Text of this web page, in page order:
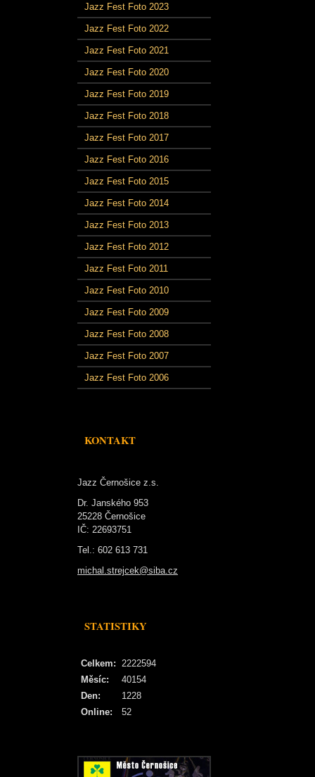
Jazz Fest Foto 2023
Jazz Fest Foto 2022
Jazz Fest Foto 2021
Jazz Fest Foto 2020
Jazz Fest Foto 2019
Jazz Fest Foto 2018
Jazz Fest Foto 2017
Jazz Fest Foto 2016
Jazz Fest Foto 2015
Jazz Fest Foto 2014
Jazz Fest Foto 2013
Jazz Fest Foto 2012
Jazz Fest Foto 2011
Jazz Fest Foto 2010
Jazz Fest Foto 2009
Jazz Fest Foto 2008
Jazz Fest Foto 2007
Jazz Fest Foto 2006
KONTAKT
Jazz Černošice z.s.
Dr. Janského 953
25228 Černošice
IČ: 22693751
Tel.: 602 613 731
michal.strejcek@siba.cz
STATISTIKY
Online: 52
Celkem: 2222594
Měsíc:
40154
Den:
1228